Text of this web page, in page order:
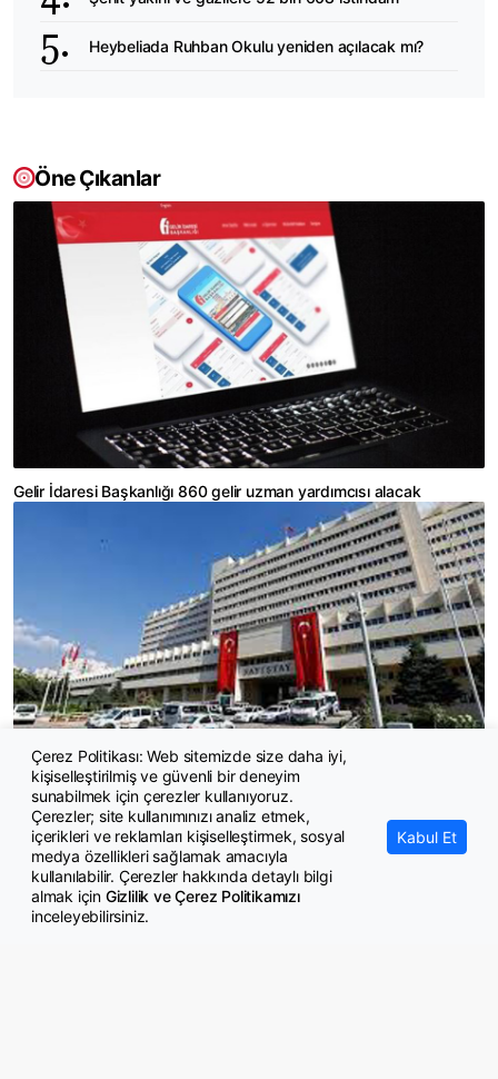
Heybeliada Ruhban Okulu yeniden açılacak mı?
Öne Çıkanlar
Gelir İdaresi Başkanlığı 860 gelir uzman yardımcısı alacak
Sayıştay 25 denetçi yardımcısı adayı alacak
Çerez Politikası: Web sitemizde size daha iyi,
kişiselleştirilmiş ve güvenli bir deneyim
sunabilmek için çerezler kullanıyoruz.
Çerezler; site kullanımınızı analiz etmek,
içerikleri ve reklamları kişiselleştirmek, sosyal
medya özellikleri sağlamak amacıyla
kullanılabilir. Çerezler hakkında detaylı bilgi
almak için Gizlilik ve Çerez Politikamızı
inceleyebilirsiniz.
Kabul Et